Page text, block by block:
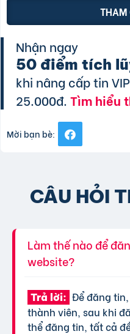
THAM
Nhận ngay
50 điểm tích
khi nâng cấp tin
25.000đ.Tìm hiểu
Mời bạn bè:
CÂU HỎI
Làm thế nào để
website?
Trả lời: Để đăng
thành viên, sau khi
thể đăng tin, tất cả